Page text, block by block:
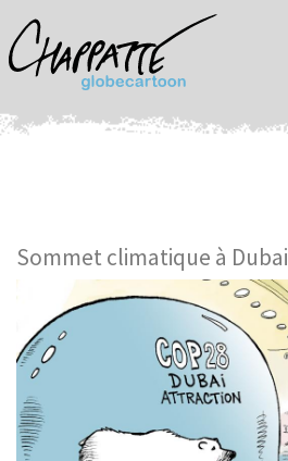
Sommet climatique à Dubai